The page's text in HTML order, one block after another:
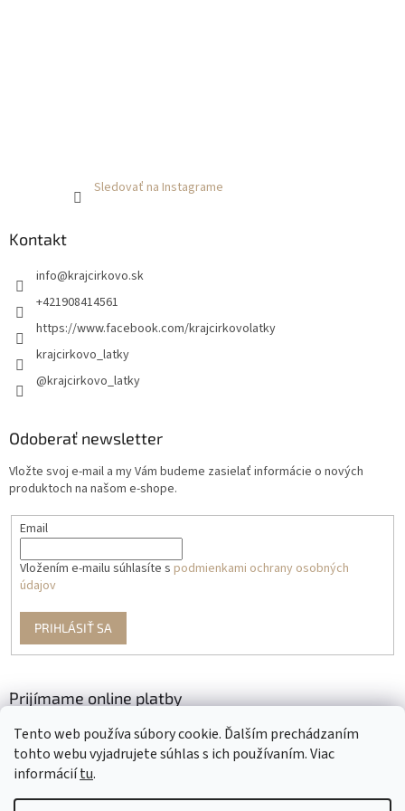
Tento web používa súbory cookie. Ďalším prechádzaním
tohto webu vyjadrujete súhlas s ich používaním. Viac
informáciítu.
Sledovať na Instagrame
Kontakt
info@krajcirkovo.sk
+421908414561
https://www.facebook.com/krajcirkovolatky
krajcirkovo_latky
@krajcirkovo_latky
Odoberať newsletter
Vložte svoj e-mail a my Vám budeme zasielať informácie o nových
produktoch na našom e-shope.
Email
Vložením e-mailu súhlasíte s podmienkami ochrany osobných
údajov
PRIHLÁSIŤ SA
Prijímame online platby